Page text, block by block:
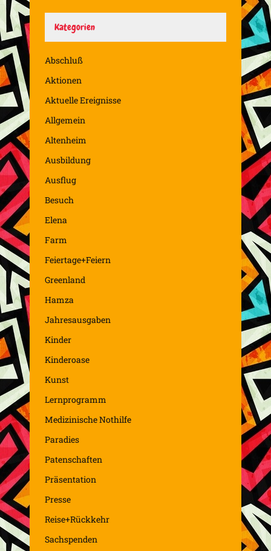
Kategorien
Abschluß
Aktionen
Aktuelle Ereignisse
Allgemein
Altenheim
Ausbildung
Ausflug
Besuch
Elena
Farm
Feiertage+Feiern
Greenland
Hamza
Jahresausgaben
Kinder
Kinderoase
Kunst
Lernprogramm
Medizinische Nothilfe
Paradies
Patenschaften
Präsentation
Presse
Reise+Rückkehr
Sachspenden